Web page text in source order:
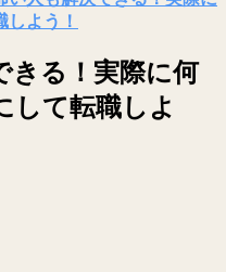
よう！
きる！実際に何
して転職しよ